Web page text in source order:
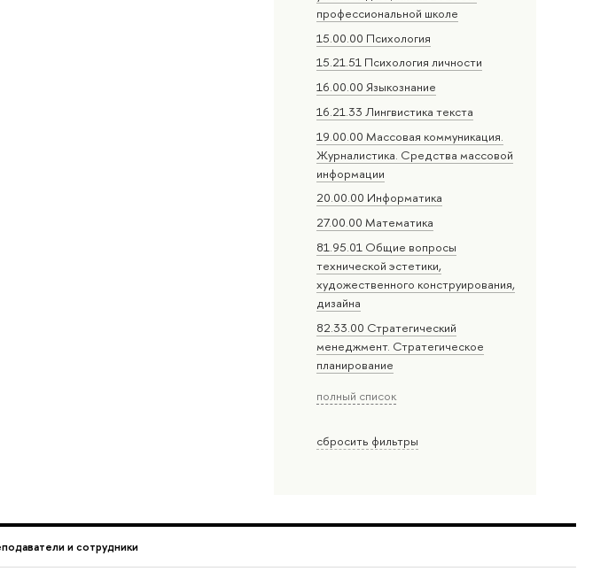
профессиональной школе
15.00.00 Психология
15.21.51 Психология личности
16.00.00 Языкознание
16.21.33 Лингвистика текста
19.00.00 Массовая коммуникация.
Журналистика. Средства массовой
информации
20.00.00 Информатика
27.00.00 Математика
81.95.01 Общие вопросы
технической эстетики,
художественного конструирования,
дизайна
82.33.00 Стратегический
менеджмент. Стратегическое
планирование
полный список
сбросить фильтры
и сотрудники